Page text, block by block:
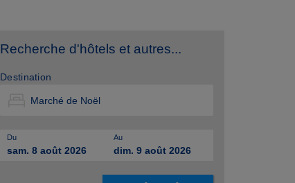
Recherche d'hôtels et autres...
Destination
Du
sam. 8 août 2026
Au
dim. 9 août 2026